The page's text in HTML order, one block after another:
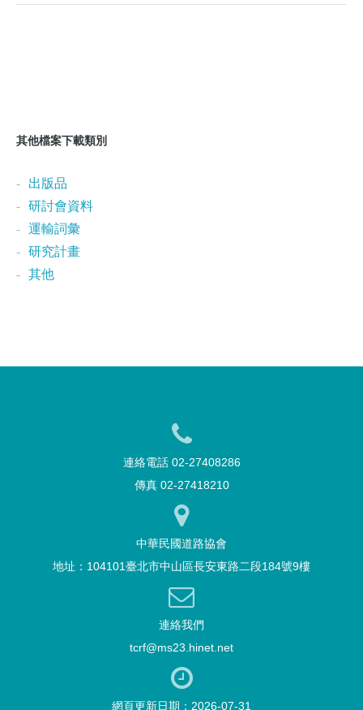
其他檔案下載類別
出版品
研討會資料
運輸詞彙
研究計畫
其他
連絡電話 02-27408286
傳真 02-27418210
中華民國道路協會
地址：104101臺北市中山區長安東路二段184號9樓
連絡我們
tcrf@ms23.hinet.net
網頁更新日期：2026-07-31